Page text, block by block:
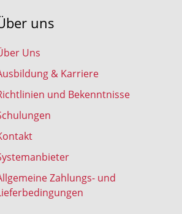
uns
Uns
& Karriere
und Bekenntnisse
Zahlungs- und